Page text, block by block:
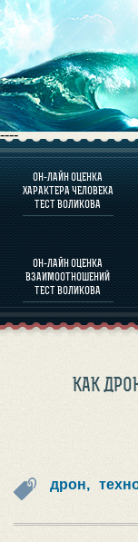
----
ОН-ЛАЙН ОЦЕНКА
ХАРАКТЕРА ЧЕЛОВЕКА
ТЕСТ ВОЛИКОВА
ОН-ЛАЙН ОЦЕНКА
ВЗАИМООТНОШЕНИЙ
ТЕСТ ВОЛИКОВА
ОЦЕНКА
КАК
дрон,